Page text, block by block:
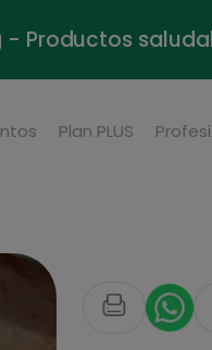
- Productos
Plan PLUS